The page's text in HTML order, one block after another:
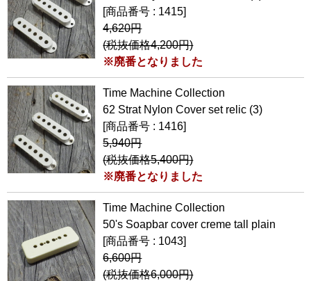
[商品番号 : 1415]
4,620円
(税抜価格4,200円)
※廃番となりました
Time Machine Collection
62 Strat Nylon Cover set relic (3)
[商品番号 : 1416]
5,940円
(税抜価格5,400円)
※廃番となりました
Time Machine Collection
50's Soapbar cover creme tall plain
[商品番号 : 1043]
6,600円
(税抜価格6,000円)